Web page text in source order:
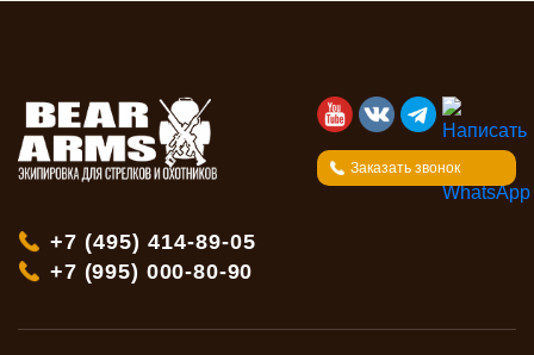
Заказать звонок
+7 (495) 414-89-05
+7 (995) 000-80-90